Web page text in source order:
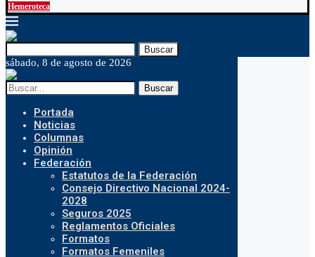
Hemeroteca
Buscar
sábado, 8 de agosto de 2026
Buscar
Portada
Noticias
Columnas
Opinión
Federación
Estatutos de la Federación
Consejo Directivo Nacional 2024-
2028
Seguros 2025
Reglamentos Oficiales
Formatos
Formatos Femeniles